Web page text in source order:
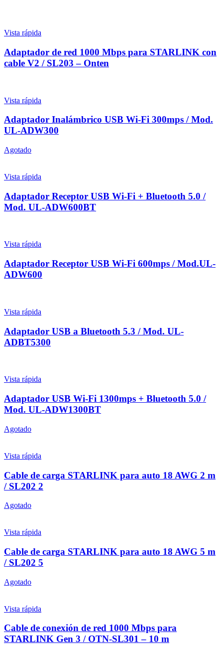
Vista rápida
Adaptador de red 1000 Mbps para STARLINK con
cable V2 / SL203 – Onten
Vista rápida
Adaptador Inalámbrico USB Wi-Fi 300mps / Mod.
UL-ADW300
Agotado
Vista rápida
Adaptador Receptor USB Wi-Fi + Bluetooth 5.0 /
Mod. UL-ADW600BT
Vista rápida
Adaptador Receptor USB Wi-Fi 600mps / Mod.UL-
ADW600
Vista rápida
Adaptador USB a Bluetooth 5.3 / Mod. UL-
ADBT5300
Vista rápida
Adaptador USB Wi-Fi 1300mps + Bluetooth 5.0 /
Mod. UL-ADW1300BT
Agotado
Vista rápida
Cable de carga STARLINK para auto 18 AWG 2 m
/ SL202 2
Agotado
Vista rápida
Cable de carga STARLINK para auto 18 AWG 5 m
/ SL202 5
Agotado
Vista rápida
Cable de conexión de red 1000 Mbps para
STARLINK Gen 3 / OTN-SL301 – 10 m